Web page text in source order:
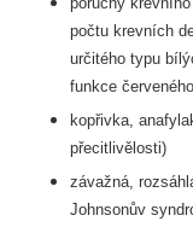
počtu krevních
určitého typu
funkce
kopřivka,
přecitlivělosti)
závažná,
Johnsonův